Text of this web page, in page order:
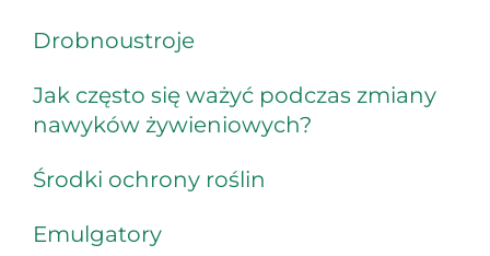
Drobnoustroje
Jak często się ważyć podczas zmiany
nawyków żywieniowych?
Środki ochrony roślin
Emulgatory